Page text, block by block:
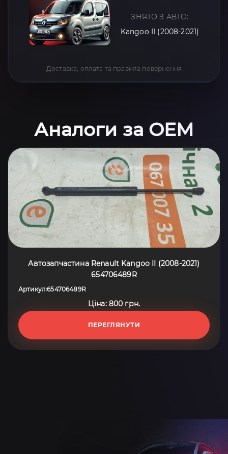
ЗНЯТО З АВТО:
Kangoo II (2008-2021)
Доставка, оплата та правила повернення
Аналоги за OEM
Автозапчастина Renault Kangoo II (2008-2021)
654706489R
Артикул:654706489R
Ціна: 800 грн.
ПЕРЕГЛЯНУТИ